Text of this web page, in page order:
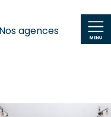
Nos agences